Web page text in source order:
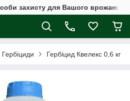
захисту для Вашого врожаю
Гербіциди Гербіцид Квелекс 0,6 кг